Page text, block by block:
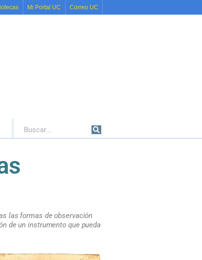
Mi Portal UC Correo UC
Buscar
las formas de observación
de un instrumento que pueda